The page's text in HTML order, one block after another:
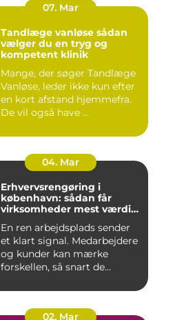
07. Mar
Tandlæge vanløse sådan
vælger du en tryg og
kompetent klinik
Mange, der søger Tandlæge
Vanløse, leder ikke kun efter
en kort afstand hjemmefra.
De vil også have ...
04. Mar
Erhvervsrengøring i
københavn: sådan får
virksomheder mest værdi
En ren arbejdsplads sender
et klart signal. Medarbejdere
og kunder kan mærke
forskellen, så snart de...
02. Mar